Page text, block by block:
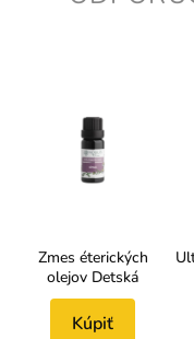
Zmes éterických
olejov Detská
Kúpiť